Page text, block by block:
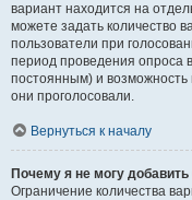
вариант находится на
можете задать количество
пользователи при
период проведения опроса
постоянным) и возможность
они проголосовали.
Вернуться к началу
Почему я не могу
Ограничение количества